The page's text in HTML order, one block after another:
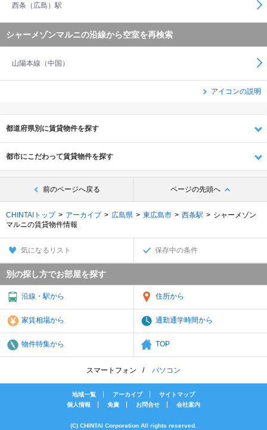
西条（広島）駅
シャーメゾンマルニの沿線から空室を再検索
山陽本線（中国）
アイコンの説明
都道府県別に賃貸物件を探す
都市にこだわって賃貸物件を探す
前のページへ戻る ページの先頭へ
CHINTAIトップ アーカイブ 広島県 東広島市 西条駅
シャーメゾン
マルニの賃貸物件情報
気になるリスト 保存中の条件
別の探し方でお部屋を探す
沿線・駅から 住所から
家賃相場から 通勤通学時間から
物件特集から TOP
スマートフォン パソコン
地域一覧 アーカイブ
サイトマップ
個人情報
免責 お問合せ 会社案内
(C) CHINTAI Corporation All rights reserved.